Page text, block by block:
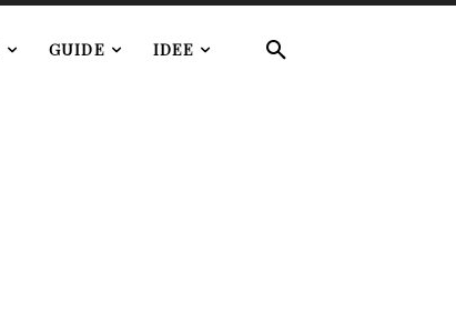
GUIDE IDEE